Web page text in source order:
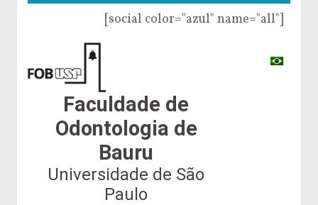
[social color="azul" name="all"]
Faculdade de
Odontologia de
Bauru
Universidade de São
Paulo